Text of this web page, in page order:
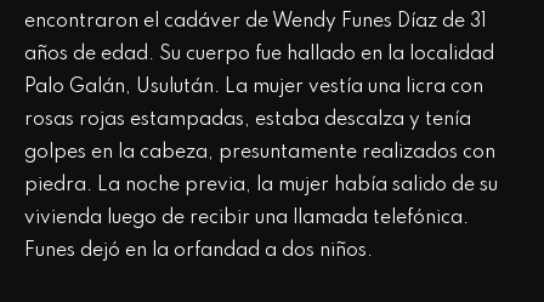
encontraron el cadáver de Wendy Funes Díaz de 31
años de edad. Su cuerpo fue hallado en la localidad
Palo Galán, Usulután. La mujer vestía una licra con
rosas rojas estampadas, estaba descalza y tenía
golpes en la cabeza, presuntamente realizados con
piedra. La noche previa, la mujer había salido de su
vivienda luego de recibir una llamada telefónica.
Funes dejó en la orfandad a dos niños.